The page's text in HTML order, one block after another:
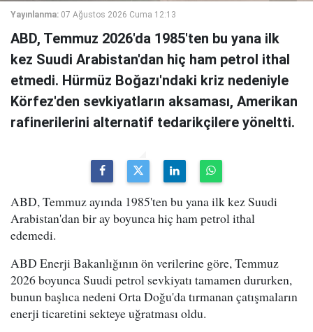
Yayınlanma: 07 Ağustos 2026 Cuma 12:13
ABD, Temmuz 2026'da 1985'ten bu yana ilk
kez Suudi Arabistan'dan hiç ham petrol ithal
etmedi. Hürmüz Boğazı'ndaki kriz nedeniyle
Körfez'den sevkiyatların aksaması, Amerikan
rafinerilerini alternatif tedarikçilere yöneltti.
ABD, Temmuz ayında 1985'ten bu yana ilk kez Suudi
Arabistan'dan bir ay boyunca hiç ham petrol ithal
edemedi.
ABD Enerji Bakanlığının ön verilerine göre, Temmuz
2026 boyunca Suudi petrol sevkiyatı tamamen dururken,
bunun başlıca nedeni Orta Doğu'da tırmanan çatışmaların
enerji ticaretini sekteye uğratması oldu.